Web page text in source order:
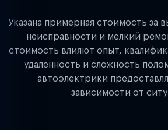
Указана примерная стоимость за
неисправности и мелкий
стоимость влияют опыт,
удаленность и сложность
автоэлектрики
зависимости от